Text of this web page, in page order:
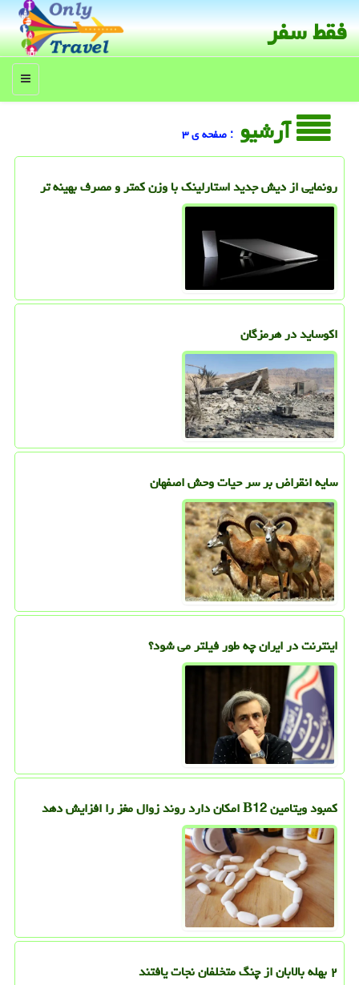
فقط سفر
منو
آرشیو : صفحه ی ۳
رونمایی از دیش جدید استارلینک با وزن کمتر و مصرف بهینه تر
اکوساید در هرمزگان
سایه انقراض بر سر حیات وحش اصفهان
اینترنت در ایران چه طور فیلتر می شود؟
کمبود ویتامین B12 امکان دارد روند زوال مغز را افزایش دهد
۲ بهله بالابان از چنگ متخلفان نجات یافتند